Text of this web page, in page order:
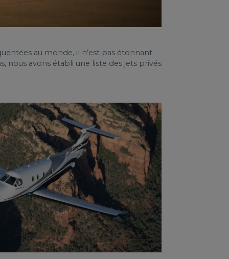
au monde, il n’est pas étonnant
nous avons établi une liste des jets privés